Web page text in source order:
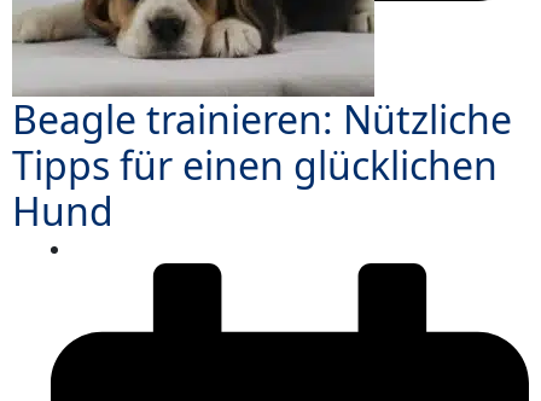
Dezember 17, 2025
Beagle trainieren: Nützliche
Tipps für einen glücklichen
Hund